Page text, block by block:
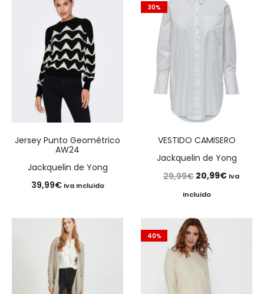
Jersey Punto Geométrico
AW24
Jackquelin de Yong
39,99€ Iva Incluido
30%
VESTIDO CAMISERO
Jackquelin de Yong
29,99€ El
precio
era:
29,99€.
20,99€ElIva
Incluido
40%